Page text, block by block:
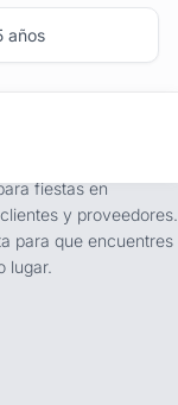
años
fiestas en
y proveedores.
para que encuentres
lugar.